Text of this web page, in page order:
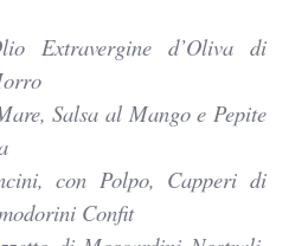
Extravergine d’Oliva di
Salsa al Mango e Pepite
con Polpo, Capperi di
Confit